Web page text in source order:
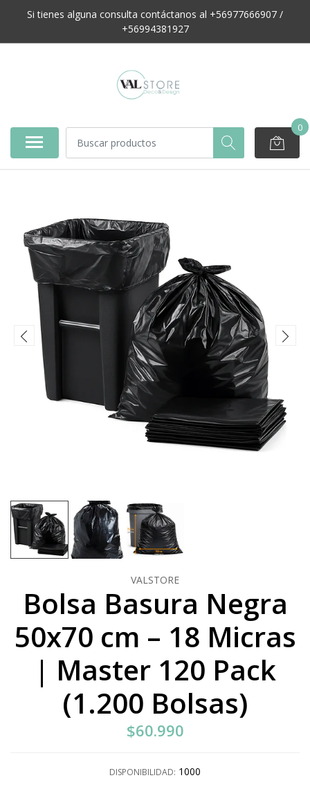
Si tienes alguna consulta contáctanos al +56977666907 /
+56994381927
0
VALSTORE
Bolsa Basura Negra
50x70 cm – 18 Micras
| Master 120 Pack
(1.200 Bolsas)
$60.990
DISPONIBILIDAD: 1000